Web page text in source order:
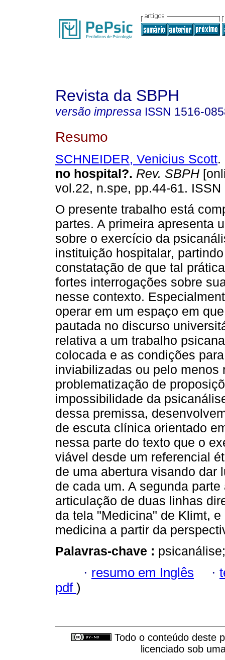
Revista da SBPH
versão impressa ISSN 1516-
Resumo
SCHNEIDER, Venicius Scott.
no hospital?. Rev. SBPH
vol.22, n.spe, pp.44-61. ISSN
O presente trabalho está
partes. A primeira apresenta
sobre o exercício da
instituição hospitalar,
constatação de que tal
fortes interrogações sobre
nesse contexto.
operar em um espaço em
pautada no discurso
relativa a um trabalho
colocada e as condições
inviabilizadas ou pelo menos
problematização de
impossibilidade da
dessa premissa,
de escuta clínica orientado
nessa parte do texto que o
viável desde um referencial
de uma abertura visando dar
de cada um. A segunda
articulação de duas linhas
da tela "Medicina" de Klimt,
medicina a partir da
Palavras-chave :
· resumo em Inglês ·
pdf )
Todo o conteúdo deste
licenciado sob